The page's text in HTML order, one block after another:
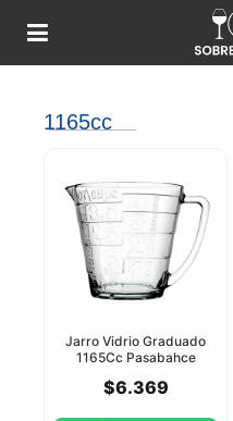
1165cc
Jarro Vidrio Graduado
1165Cc Pasabahce
$6.369